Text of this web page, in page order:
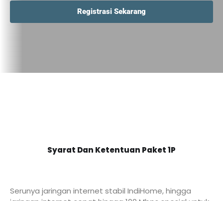
Registrasi Sekarang
Syarat Dan Ketentuan Paket 1P
Serunya jaringan internet stabil IndiHome, hingga